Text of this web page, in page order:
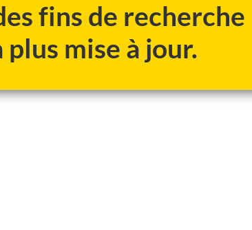
fins de recherche
mise à jour.